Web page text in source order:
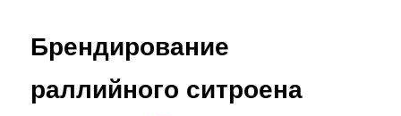
Брендирование
раллийного ситроена